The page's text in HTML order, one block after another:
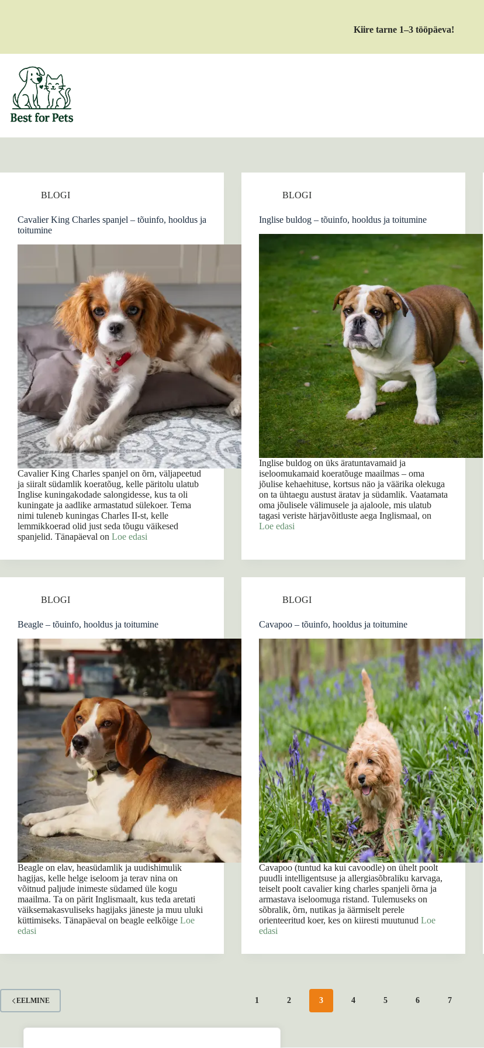
Kiire tarne 1–3 tööpäeva!
BLOGI
Cavalier King Charles spanjel – tõuinfo, hooldus ja
toitumine
Cavalier King Charles spanjel on õrn, väljapeetud
ja siiralt südamlik koeratõug, kelle päritolu ulatub
Inglise kuningakodade salongidesse, kus ta oli
kuningate ja aadlike armastatud sülekoer. Tema
nimi tuleneb kuningas Charles II-st, kelle
lemmikkoerad olid just seda tõugu väikesed
spanjelid. Tänapäeval on Loe edasi
BLOGI
Inglise buldog – tõuinfo, hooldus ja toitumine
Inglise buldog on üks äratuntavamaid ja
iseloomukamaid koeratõuge maailmas – oma
jõulise kehaehituse, kortsus näo ja väärika olekuga
on ta ühtaegu austust äratav ja südamlik. Vaatamata
oma jõulisele välimusele ja ajaloole, mis ulatub
tagasi veriste härjavõitluste aega Inglismaal, on
Loe edasi
BLOGI
Beagle – tõuinfo, hooldus ja toitumine
Beagle on elav, heasüdamlik ja uudishimulik
hagijas, kelle helge iseloom ja terav nina on
võitnud paljude inimeste südamed üle kogu
maailma. Ta on pärit Inglismaalt, kus teda aretati
väiksemakasvuliseks hagijaks jäneste ja muu uluki
küttimiseks. Tänapäeval on beagle eelkõige Loe
edasi
BLOGI
Cavapoo – tõuinfo, hooldus ja toitumine
Cavapoo (tuntud ka kui cavoodle) on ühelt poolt
puudli intelligentsuse ja allergiasõbraliku karvaga,
teiselt poolt cavalier king charles spanjeli õrna ja
armastava iseloomuga ristand. Tulemuseks on
sõbralik, õrn, nutikas ja äärmiselt perele
orienteeritud koer, kes on kiiresti muutunudLoe
edasi
EELMINE 1 2 3 4 5 6 7